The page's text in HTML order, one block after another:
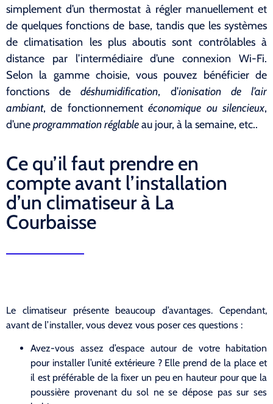
simplement d’un thermostat à régler manuellement et
de quelques fonctions de base, tandis que les systèmes
de climatisation les plus aboutis sont contrôlables à
distance par l’intermédiaire d’une connexion Wi-Fi.
Selon la gamme choisie, vous pouvez bénéficier de
fonctions dedéshumidification, d’ionisation de l’air
ambiant, de fonctionnementéconomique ou silencieux,
d’uneprogrammation réglableau jour, à la semaine, etc..
Ce qu’il faut prendre en
compte avant l’installation
d’un climatiseur à La
Courbaisse
Le climatiseur présente beaucoup d’avantages. Cependant,
avant de l’installer, vous devez vous poser ces questions :
Avez-vous assez d’espace autour de votre habitation
pour installer l’unité extérieure ? Elle prend de la place et
il est préférable de la fixer un peu en hauteur pour que la
poussière provenant du sol ne se dépose pas sur ses